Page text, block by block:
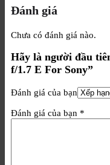
Đánh giá
Chưa có đánh giá nào.
Hãy là người đầu
f/1.7 E For Sony”
Đánh giá của bạn
Đánh giá của bạn *